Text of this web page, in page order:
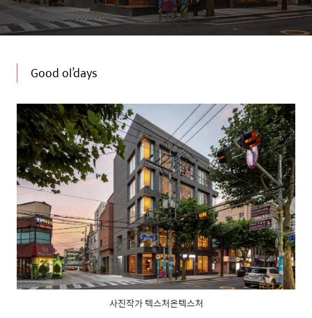
Good ol’days
사진작가 텍스처온텍스처